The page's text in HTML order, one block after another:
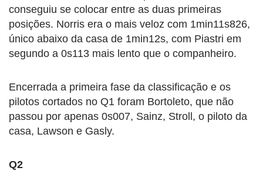
conseguiu se colocar entre as duas primeiras
posições. Norris era o mais veloz com 1min11s826,
único abaixo da casa de 1min12s, com Piastri em
segundo a 0s113 mais lento que o companheiro.
Encerrada a primeira fase da classificação e os
pilotos cortados no Q1 foram Bortoleto, que não
passou por apenas 0s007, Sainz, Stroll, o piloto da
casa, Lawson e Gasly.
Q2